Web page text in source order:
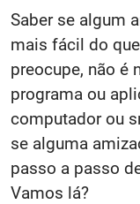
Saber se algum
mais fácil do
preocupe, não é
programa ou
computador ou
se alguma
passo a passo
Vamos lá?